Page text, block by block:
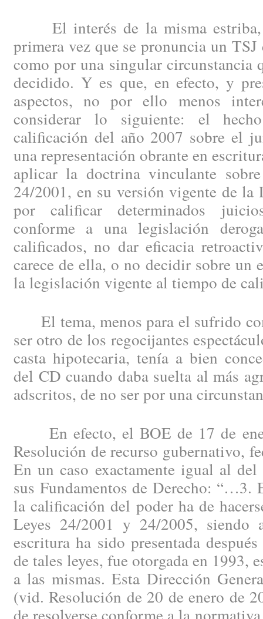
El interés de la misma estriba,
primera vez que se pronuncia un
como por una singular circunstancia
decidido. Y es que, en efecto, y
aspectos, no por ello menos
considerar lo siguiente: el
calificación del año 2007 sobre el
una representación obrante en
aplicar la doctrina vinculante
24/2001, en su versión vigente de la
por calificar determinados
conforme a una legislación
calificados, no dar eficacia
carece de ella, o no decidir sobre un
la legislación vigente al tiempo de
El tema, menos para el sufrido
ser otro de los regocijantes
casta hipotecaria, tenía a bien
del CD cuando daba suelta al más
adscritos, de no ser por una
En efecto, el BOE de 17 de
Resolución de recurso gubernativo,
En un caso exactamente igual al del
sus Fundamentos de Derecho: “…3.
la calificación del poder ha de
Leyes 24/2001 y 24/2005, siendo
escritura ha sido presentada
de tales leyes, fue otorgada en 1993,
a las mismas. Esta Dirección
(vid. Resolución de 20 de enero de
de resolverse conforme a la